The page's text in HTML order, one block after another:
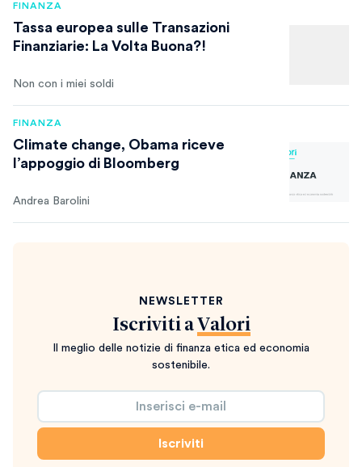
FINANZA
Tassa europea sulle Transazioni
Finanziarie: La Volta Buona?!
Non con i miei soldi
FINANZA
Climate change, Obama riceve
l’appoggio di Bloomberg
Andrea Barolini
NEWSLETTER
Iscriviti a Valori
Il meglio delle notizie di finanza etica ed economia
sostenibile.